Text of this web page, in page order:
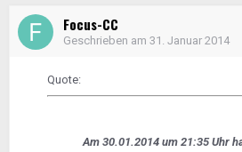
Focus-CC
Geschrieben am 31. Januar 2014
Quote:
Am 30.01.2014 um 21:35 Uhr